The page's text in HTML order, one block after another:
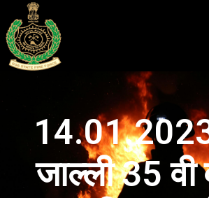
14.01.2023
जाल्ली 35 वी